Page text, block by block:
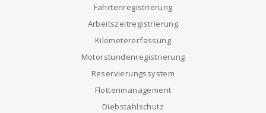
Fahrtenregistrierung
Arbeitszeitregistrierung
Kilometererfassung
Motorstundenregistrierung
Reservierungssystem
Flottenmanagement
Diebstahlschutz